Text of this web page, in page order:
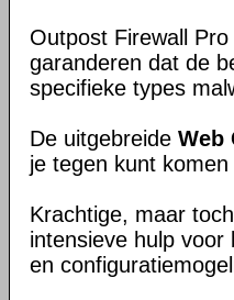
Outpost Firewall
garanderen dat de
specifieke types
De uitgebreide Web
je tegen kunt
Krachtige, maar
intensieve hulp
en